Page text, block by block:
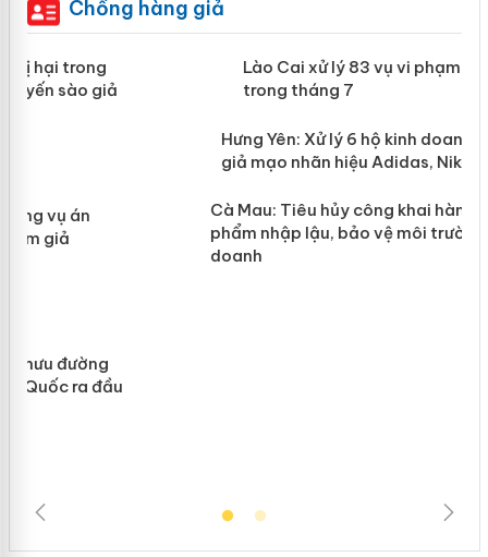
Chống hàng giả
Lào Cai xử lý 83 vụ vi phạm thương mại
trong tháng 7
Hưng Yên: Xử lý 6 hộ kinh doanh bán
hàng giả mạo nhãn hiệu Adidas, Nike